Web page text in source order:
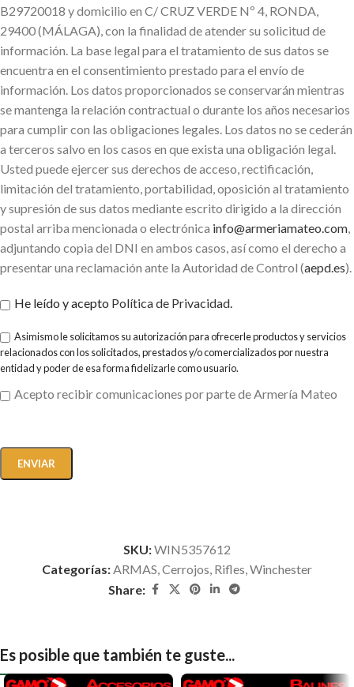
B29720018 y domicilio en C/ CRUZ VERDE Nº 4, RONDA,
29400 (MÁLAGA), con la finalidad de atender su solicitud de
información. La base legal para el tratamiento de sus datos se
encuentra en el consentimiento prestado para el envío de
información. Los datos proporcionados se conservarán mientras
se mantenga la relación contractual o durante los años necesarios
para cumplir con las obligaciones legales. Los datos no se cederán
a terceros salvo en los casos en que exista una obligación legal.
Usted puede ejercer sus derechos de acceso, rectificación,
limitación del tratamiento, portabilidad, oposición al tratamiento
y supresión de sus datos mediante escrito dirigido a la dirección
postal arriba mencionada o electrónica info@armeriamateo.com,
adjuntando copia del DNI en ambos casos, así como el derecho a
presentar una reclamación ante la Autoridad de Control (aepd.es).
He leído y acepto Política de Privacidad.
Asimismo le solicitamos su autorización para ofrecerle productos y servicios
relacionados con los solicitados, prestados y/o comercializados por nuestra
entidad y poder de esa forma fidelizarle como usuario.
Acepto recibir comunicaciones por parte de Armería Mateo
SKU:WIN5357612
Categorías:ARMAS,Cerrojos, Rifles,Winchester
Share:
Es posible que también te guste...